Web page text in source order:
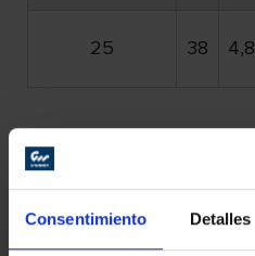
Consentimiento Detalles
25 38 4,8
Otros productos